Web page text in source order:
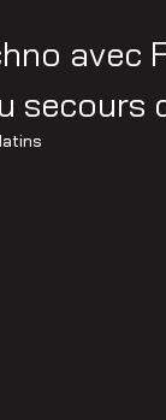
avec
secours